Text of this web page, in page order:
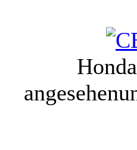
angesehen